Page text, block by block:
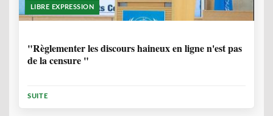
LIBRE EXPRESSION
"Règlementer les discours haineux en ligne n'est pas
de la censure "
SUITE